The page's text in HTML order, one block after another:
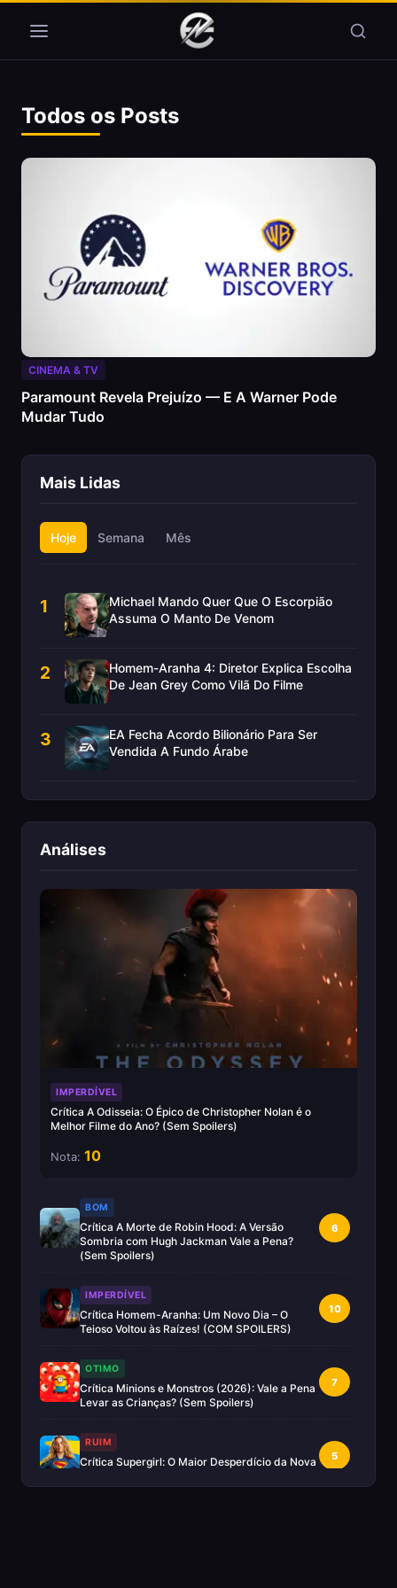
Todos os Posts
CINEMA & TV
Paramount Revela Prejuízo — E A Warner Pode
Mudar Tudo
Mais Lidas
Hoje Semana Mês
1
Michael Mando Quer Que O Escorpião
Assuma O Manto De Venom
2
Homem-Aranha 4: Diretor Explica Escolha
De Jean Grey Como Vilã Do Filme
3
EA Fecha Acordo Bilionário Para Ser
Vendida A Fundo Árabe
Análises
IMPERDÍVEL
Crítica A Odisseia: O Épico de Christopher Nolan é o
Melhor Filme do Ano? (Sem Spoilers)
Nota: 10
BOM
Crítica A Morte de Robin Hood: A Versão
Sombria com Hugh Jackman Vale a Pena?
(Sem Spoilers)
6
IMPERDÍVEL
Crítica Homem-Aranha: Um Novo Dia – O
Teioso Voltou às Raízes! (COM SPOILERS)
10
OTIMO
Crítica Minions e Monstros (2026): Vale a Pena
Levar as Crianças? (Sem Spoilers)
7
RUIM
Crítica Supergirl: O Maior Desperdício da Nova
5